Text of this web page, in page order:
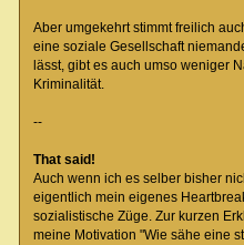
Aber umgekehrt stimmt freilich
eine soziale Gesellschaft
lässt, gibt es auch umso weniger
Kriminalität.
--
That said!
Auch wenn ich es selber bisher
eigentlich mein eigenes
sozialistische Züge. Zur kurzen
meine Motivation "Wie sähe eine